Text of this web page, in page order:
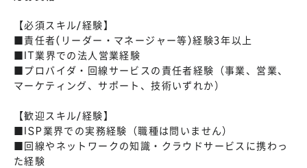
【必須スキル/経験】
■責任者(リーダー・マネージャー等)経験3年以上
■IT業界での法人営業経験
■プロバイダ・回線サービスの責任者経験（事業、営業、
マーケティング、サポート、技術いずれか）
【歓迎スキル/経験】
■ISP業界での実務経験（職種は問いません）
■回線やネットワークの知識・クラウドサービスに携わっ
た経験